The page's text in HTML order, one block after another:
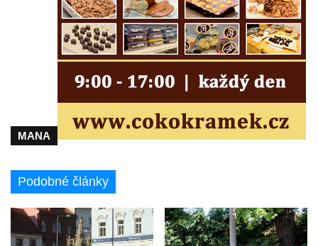
Sloup svatého Václava v Kamenici u Zákup
Sloup Panny Marie v údolí Kamenického
potoka u Zákup
Sloup sv. Judy Tadeáše v Nábřežní ulici v
Sloup s (chybějící) sochou sv. Jana
Nepomuckého u Bredovského letohrádku
Sloup s kaplicí (boží muka) v Jablonném v
Podještědí – Markvarticích
Sloup s kaplicí (boží muka) ve Lvové
Sloup Nejsvětější Trojice v Zákupech
MANA
Podobné články